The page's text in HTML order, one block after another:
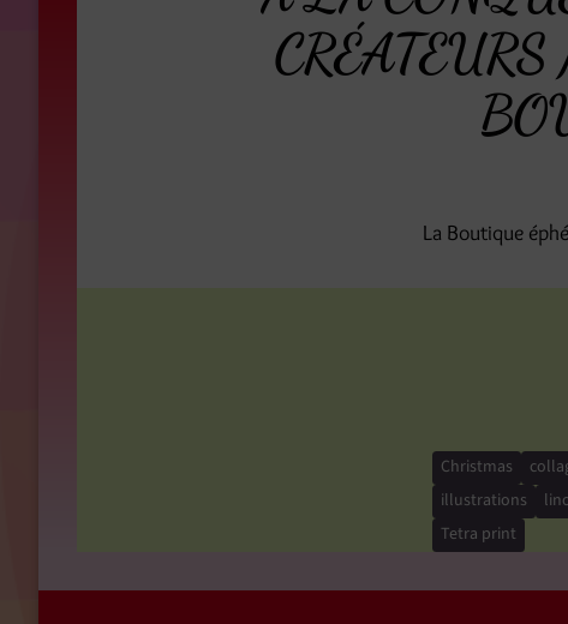
La Boutique
Christmas
illustrations
Tetra print